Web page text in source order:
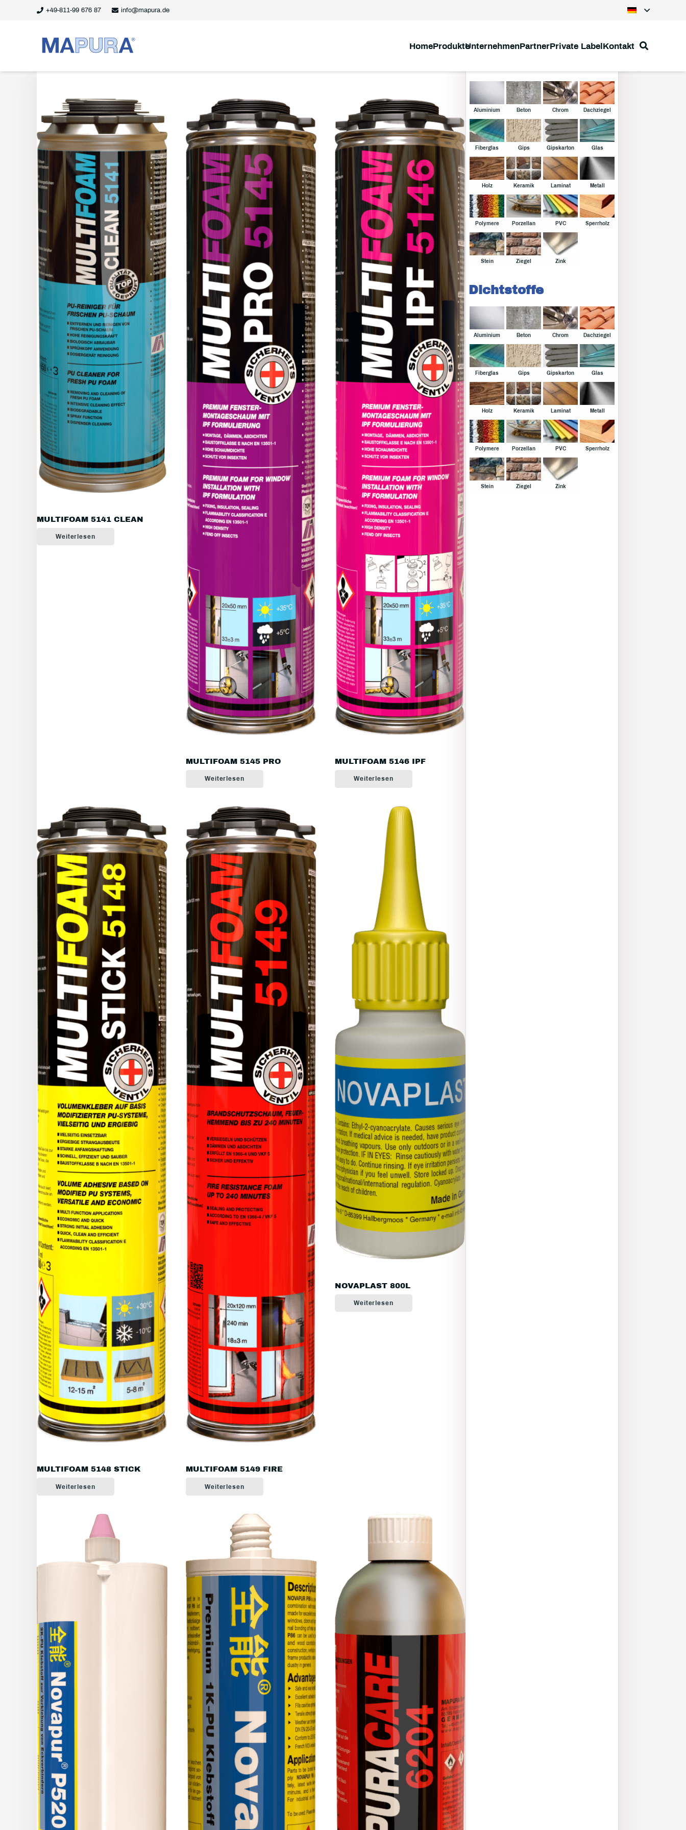
+49-811-99 676 87 info@mapura.de
HomeProdukteUnternehmenPartnerPrivate LabelKontakt
MULTIFOAM 5141 CLEAN
Weiterlesen
MULTIFOAM 5145 PRO
Weiterlesen
MULTIFOAM 5146 IPF
Weiterlesen
MULTIFOAM 5148 STICK
Weiterlesen
MULTIFOAM 5149 FIRE
Weiterlesen
NOVAPLAST 800L
Weiterlesen
Aluminium Beton Chrom Dachziegel
Fiberglas Gips Gipskarton Glas
Holz Keramik Laminat Metall
Polymere Porzellan PVC Sperrholz
Stein Ziegel Zink
Dichtstoffe
Aluminium Beton Chrom Dachziegel
Fiberglas Gips Gipskarton Glas
Holz Keramik Laminat Metall
Polymere Porzellan PVC Sperrholz
Stein Ziegel Zink